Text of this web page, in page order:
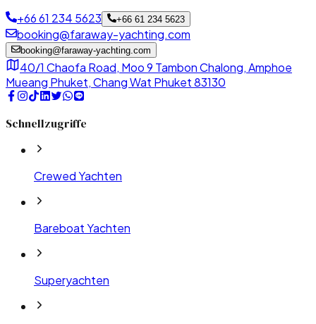
+66 61 234 5623 +66 61 234 5623
booking@faraway-yachting.com
booking@faraway-yachting.com
40/1 Chaofa Road, Moo 9 Tambon Chalong, Amphoe
Mueang Phuket, Chang Wat Phuket 83130
Schnellzugriffe
Crewed Yachten
Bareboat Yachten
Superyachten